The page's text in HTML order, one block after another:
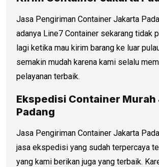
Jasa Pengiriman Container Jakarta
adanya Line7 Container sekarang tidak
lagi ketika mau kirim barang ke luar
semakin mudah karena kami selalu
pelayanan terbaik.
Ekspedisi Container Murah
Padang
Jasa Pengiriman Container Jakarta
jasa ekspedisi yang sudah terpercaya
yang kami berikan juga yang terbaik.